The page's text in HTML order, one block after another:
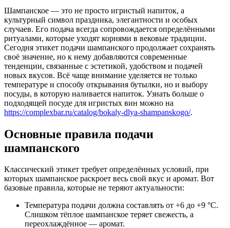
Шампанское — это не просто игристый напиток, а
культурный символ праздника, элегантности и особых
случаев. Его подача всегда сопровождается определёнными
ритуалами, которые уходят корнями в вековые традиции.
Сегодня этикет подачи шампанского продолжает сохранять
своё значение, но к нему добавляются современные
тенденции, связанные с эстетикой, удобством и подачей
новых вкусов. Всё чаще внимание уделяется не только
температуре и способу открывания бутылки, но и выбору
посуды, в которую наливается напиток. Узнать больше о
подходящей посуде для игристых вин можно на
https://complexbar.ru/catalog/bokaly-dlya-shampanskogo/.
Основные правила подачи
шампанского
Классический этикет требует определённых условий, при
которых шампанское раскроет весь свой вкус и аромат. Вот
базовые правила, которые не теряют актуальности:
Температура подачи должна составлять от +6 до +9 °C.
Слишком тёплое шампанское теряет свежесть, а
переохлаждённое — аромат.